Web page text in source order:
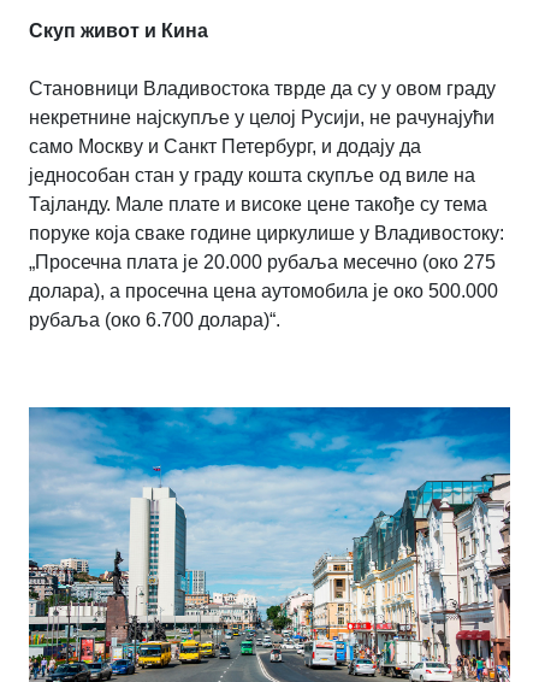
Скуп живот и Кина
Становници Владивостока тврде да су у овом граду
некретнине најскупље у целој Русији, не рачунајући
само Москву и Санкт Петербург, и додају да
једнособан стан у граду кошта скупље од виле на
Тајланду. Мале плате и високе цене такође су тема
поруке која сваке године циркулише у Владивостоку:
„Просечна плата је 20.000 рубаља месечно (око 275
долара), а просечна цена аутомобила је око 500.000
рубаља (око 6.700 долара)“.